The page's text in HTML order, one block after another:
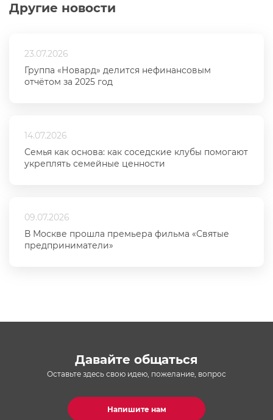
Другие новости
23.07.2026
Группа «Новард» делится нефинансовым
отчётом за 2025 год
14.07.2026
Семья как основа: как соседские клубы помогают
укреплять семейные ценности
09.07.2026
В Москве прошла премьера фильма «Святые
предприниматели»
Давайте общаться
Оставьте здесь свою идею, пожелание, вопрос
Напишите нам